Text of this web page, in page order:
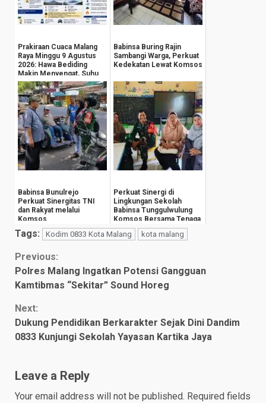
Prakiraan Cuaca Malang
Raya Minggu 9 Agustus
2026: Hawa Bediding
Makin Menyengat, Suhu
Pegunungan An...
Babinsa Buring Rajin
Sambangi Warga, Perkuat
Kedekatan Lewat Komsos
Babinsa Bunulrejo
Perkuat Sinergitas TNI
dan Rakyat melalui
Komsos
Perkuat Sinergi di
Lingkungan Sekolah
Babinsa Tunggulwulung
Komsos Bersama Tenaga
Pengajar
Tags: Kodim 0833 Kota Malang kota malang
Continue
Reading
Previous:
Polres Malang Ingatkan Potensi Gangguan
Kamtibmas “Sekitar” Sound Horeg
Next:
Dukung Pendidikan Berkarakter Sejak Dini Dandim
0833 Kunjungi Sekolah Yayasan Kartika Jaya
Leave a Reply
Your email address will not be published. Required fields